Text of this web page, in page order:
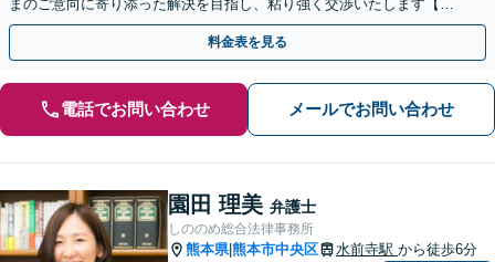
まのご意向に寄り添った解決を目指し、粘り強く交渉いたします【法
テラス利用可】リーズナブルな料金プランあり
料金表を見る
電話でお問い合わせ メールでお問い合わせ
園田 理美 弁護士
しののめ総合法律事務所
熊本県|熊本市中央区 水前寺駅 から徒歩6分